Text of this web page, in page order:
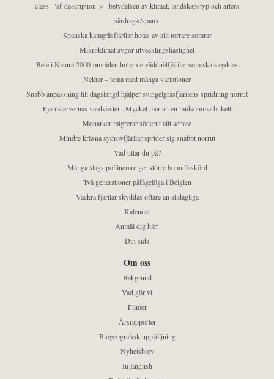
class="sf-description">– betydelsen av klimat, landskapstyp och arters
särdrag</span>
Spanska kamgräsfjärilar hotas av allt torrare somrar
Mikroklimat avgör utvecklingshastighet
Bete i Natura 2000-områden hotar de väddnätfjärilar som ska skyddas
Nektar – tema med många variationer
Snabb anpassning till dagslängd hjälper svingelgräsfjärilens spridning norrut
Fjärilslarvernas värdväxter– Mycket mer än en midsommarbukett
Monarker migrerar söderut allt senare
Mindre kräsna sydrovfjärilar sprider sig snabbt norrut
Vad tittar du på?
Många slags pollinerare ger större bomullsskörd
Två generationer påfågelöga i Belgien
Vackra fjärilar skyddas oftare än alldagliga
Kalender
Anmäl dig här!
Din sida
Om oss
Bakgrund
Vad gör vi
Filmer
Årsrapporter
Biogeografisk uppföljning
Nyhetsbrev
In English